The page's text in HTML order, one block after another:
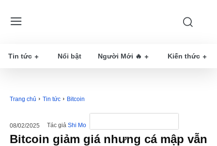
Tin tức Nổi bật Người Mới 🔥 Kiến thức
Trang chủ Tin tức Bitcoin
08/02/2025 Tác giả Shi Mo
Bitcoin giảm giá nhưng cá mập vẫn